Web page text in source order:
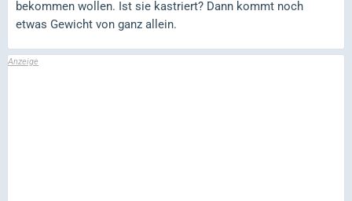
bekommen wollen. Ist sie kastriert? Dann kommt noch
etwas Gewicht von ganz allein.